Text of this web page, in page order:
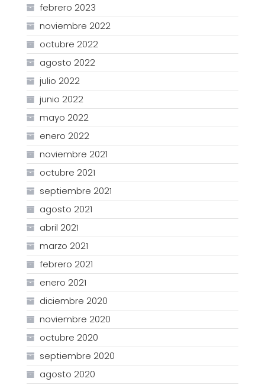
febrero 2023
noviembre 2022
octubre 2022
agosto 2022
julio 2022
junio 2022
mayo 2022
enero 2022
noviembre 2021
octubre 2021
septiembre 2021
agosto 2021
abril 2021
marzo 2021
febrero 2021
enero 2021
diciembre 2020
noviembre 2020
octubre 2020
septiembre 2020
agosto 2020